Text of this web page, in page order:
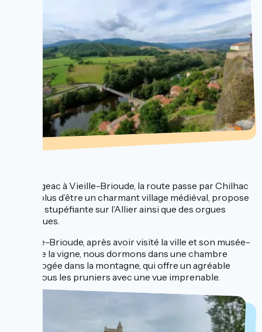
De Langeac à Vieille-Brioude, la route passe par Chilhac
qui, en plus d’être un charmant village médiéval, propose
une vue stupéfiante sur l’Allier ainsi que des orgues
basaltiques.
À Vieille-Brioude, après avoir visité la ville et son musée-
jardin de la vigne, nous dormons dans une chambre
d’hôte logée dans la montagne, qui offre un agréable
repos sous les pruniers avec une vue imprenable.